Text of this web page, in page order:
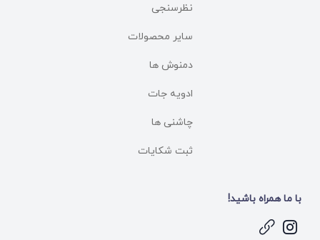
نظرسنجی
سایر محصولات
دمنوش ها
ادویه جات
چاشنی ها
ثبت شکایات
با ما همراه باشید!